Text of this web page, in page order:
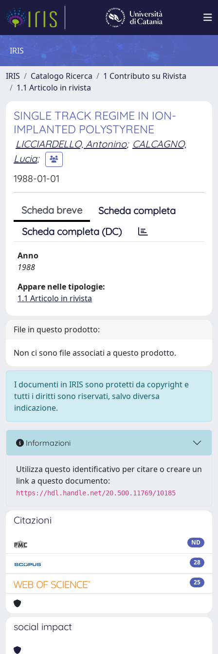
IRIS
IRIS Catalogo Ricerca
1 Contributo su Rivista
1.1 Articolo in rivista
SINGLE TRACK REGIME IN ION-
IMPLANTED POLYSTYRENE
LICCIARDELLO, Antonino; CALCAGNO,
Lucia;
1988-01-01
Scheda breve
Scheda completa
Scheda completa (DC)
Anno
1988
Appare nelle tipologie:
1.1 Articolo in rivista
File in questo prodotto:
Non ci sono file associati a questo prodotto.
I documenti in IRIS sono protetti da copyright e
tutti i diritti sono riservati, salvo diversa
indicazione.
Informazioni
Utilizza questo identificativo per citare o creare un
link a questo documento:
https://hdl.handle.net/20.500.11769/10185
Citazioni
ND
28
25
social impact